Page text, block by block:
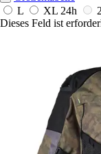
L
XL 24h
Dieses Feld ist